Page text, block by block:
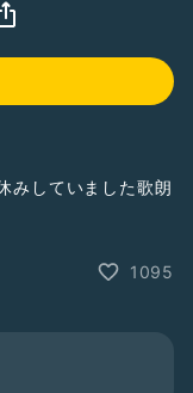
みしていました歌朗
1095